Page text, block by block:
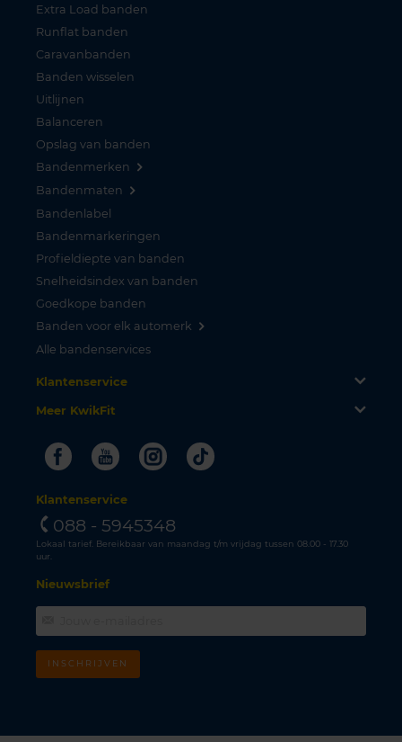
Extra Load banden
Runflat banden
Caravanbanden
Banden wisselen
Uitlijnen
Balanceren
Opslag van banden
Bandenmerken
Bandenmaten
Bandenlabel
Bandenmarkeringen
Profieldiepte van banden
Snelheidsindex van banden
Goedkope banden
Banden voor elk automerk
Alle bandenservices
Klantenservice
Meer KwikFit
FacebookYoutubeInstagram
Tiktok
Klantenservice
088 - 5945348
Lokaal tarief. Bereikbaar van maandag t/m vrijdag tussen 08.00 - 17.30
uur.
Nieuwsbrief
INSCHRIJVEN